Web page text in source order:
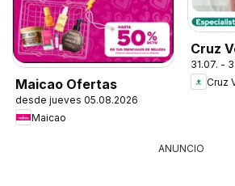
Maicao Ofertas
desde jueves 05.08.2026
Maicao
Cruz
31.07. -
Cruz
ANUNCIO